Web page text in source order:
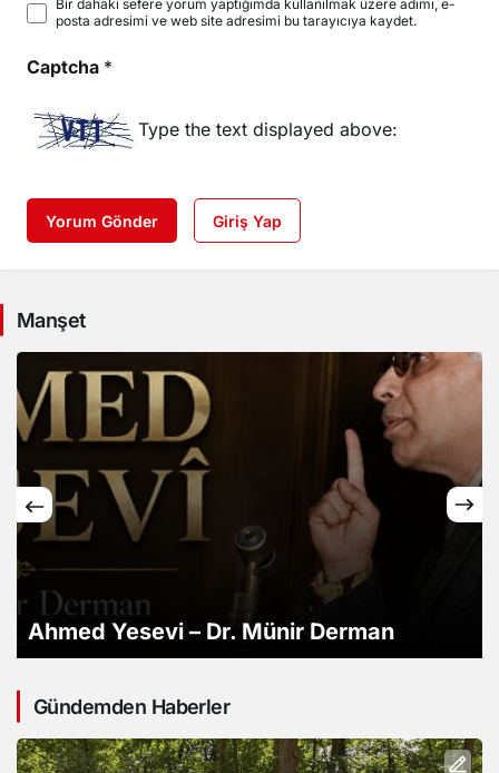
Bir dahaki sefere yorum yaptığımda kullanılmak üzere adımı, e-
posta adresimi ve web site adresimi bu tarayıcıya kaydet.
Captcha *
Type the text displayed above:
Yorum Gönder Giriş Yap
Manşet
Ahmed Yesevi – Dr. Münir Derman
Gündemden Haberler